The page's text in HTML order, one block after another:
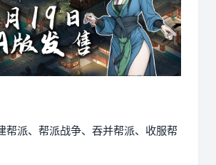
帮派、帮派战争、吞并帮派、收服帮